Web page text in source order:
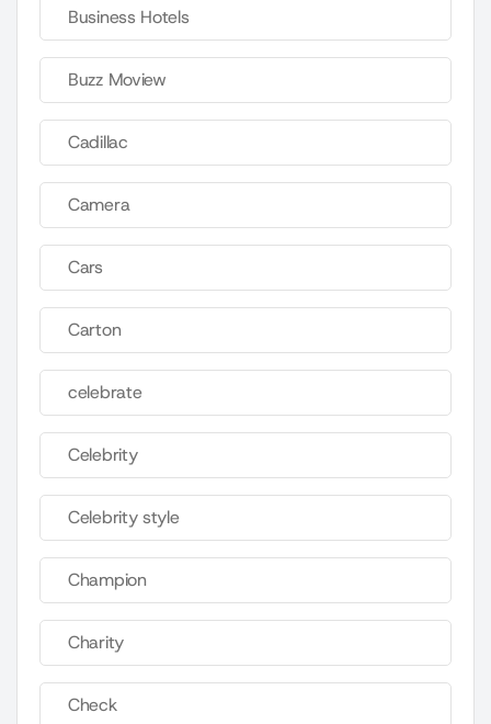
Business Hotels
Buzz Moview
Cadillac
Camera
Cars
Carton
celebrate
Celebrity
Celebrity style
Champion
Charity
Check